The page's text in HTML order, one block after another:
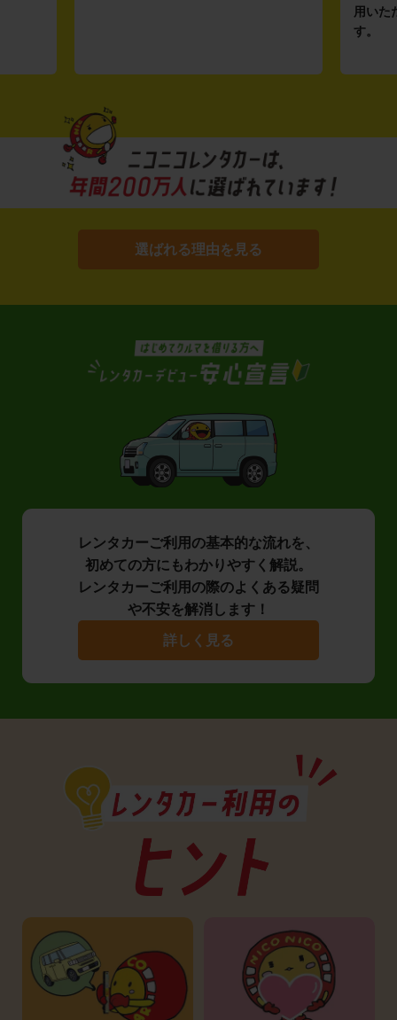
用いた
す。
選ばれる理由を見る
レンタカーご利用の基本的な流れを、
初めての方にもわかりやすく解説。
レンタカーご利用の際のよくある疑問
や不安を解消します！
詳しく見る